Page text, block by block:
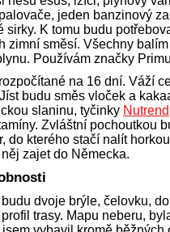
jeden banzinový
sirky. K tomu budu
zimní směsí. Všechny
Používám značky
na 16 dní. Váží
budu směs vloček a
slaninu, tyčinky Nutrend
Zvláštní pochoutkou
do kterého stačí nalít
zajet do Německa.
dvoje brýle, čelovku,
trasy. Mapu neberu,